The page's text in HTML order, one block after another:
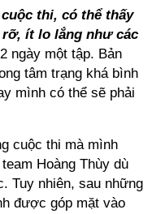
thi, có thể thấy
ít lo lắng như các
ngày một tập. Bản
tâm trạng khá bình
mình có thể sẽ phải
cuộc thi mà mình
Hoàng Thùy dù
Tuy nhiên, sau những
được góp mặt vào